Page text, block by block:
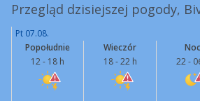
Przegląd dzisiejszej pogody,
Pt 07.08.
Popołudnie
12 - 18 h
Wieczór
18 - 22 h
Noc
22 -